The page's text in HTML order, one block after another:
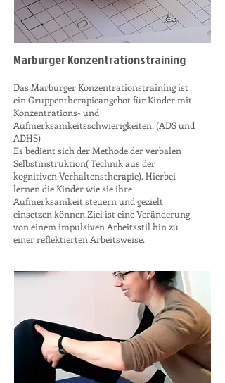
Marburger Konzentrationstraining
Das Marburger Konzentrationstraining ist
ein Gruppentherapieangebot für Kinder mit
Konzentrations- und
Aufmerksamkeitsschwierigkeiten. (ADS und
ADHS)
Es bedient sich der Methode der verbalen
Selbstinstruktion( Technik aus der
kognitiven Verhaltenstherapie). Hierbei
lernen die Kinder wie sie ihre
Aufmerksamkeit steuern und gezielt
einsetzen können.Ziel ist eine Veränderung
von einem impulsiven Arbeitsstil hin zu
einer reflektierten Arbeitsweise.